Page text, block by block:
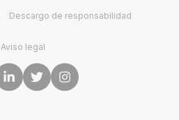
Descargo de responsabilidad
Aviso legal